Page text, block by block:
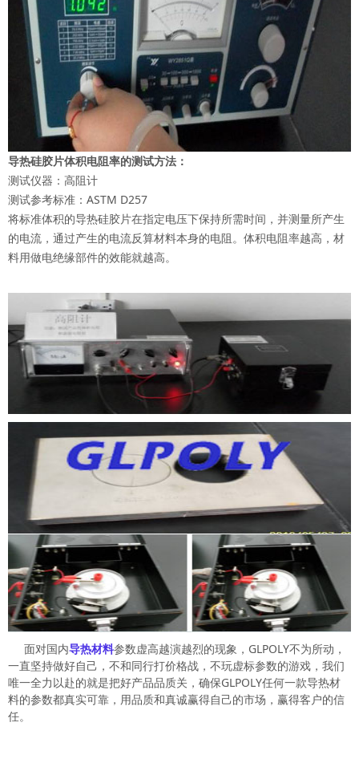
导热硅胶片体积电阻率的测试方法：
测试仪器：高阻计
测试参考标准：ASTM D257
将标准体积的导热硅胶片在指定电压下保持所需时间，并测量所产生
的电流，通过产生的电流反算材料本身的电阻。体积电阻率越高，材
料用做电绝缘部件的效能就越高。
面对国内导热材料参数虚高越演越烈的现象，GLPOLY不为所动，
一直坚持做好自己，不和同行打价格战，不玩虚标参数的游戏，我们
唯一全力以赴的就是把好产品品质关，确保GLPOLY任何一款导热材
料的参数都真实可靠，用品质和真诚赢得自己的市场，赢得客户的信
任。